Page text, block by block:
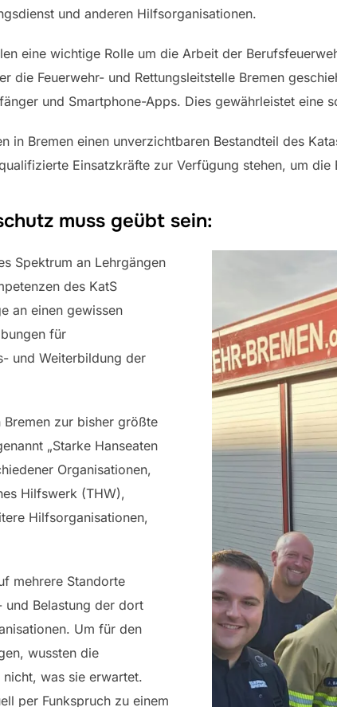
und anderen Hilfsorganisationen.
eine wichtige Rolle um die Arbeit der
die Feuerwehr- und Rettungsleitstelle Bremen
und Smartphone-Apps. Dies gewährleistet eine
in Bremen einen unverzichtbaren Bestandteil des
Einsatzkräfte zur Verfügung stehen, um
muss geübt sein:
Spektrum an Lehrgängen
des KatS
an einen gewissen
für
und Weiterbildung der
zur bisher größte
„Starke Hanseaten
Organisationen,
Hilfswerk (THW),
Hilfsorganisationen,
mehrere Standorte
Belastung der dort
Um für den
wussten die
was sie erwartet.
per Funkspruch zu einem